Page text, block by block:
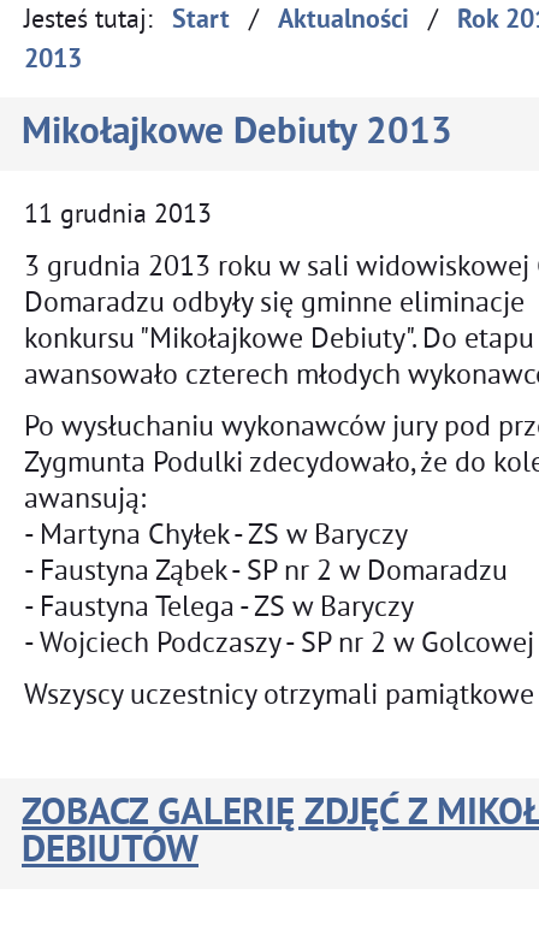
Jesteś tutaj: Start / Aktualności / Rok
2013
Mikołajkowe Debiuty 2013
11 grudnia 2013
3 grudnia 2013 roku w sali widowiskowej
Domaradzu odbyły się gminne eliminacje
konkursu "Mikołajkowe Debiuty". Do
awansowało czterech młodych
Po wysłuchaniu wykonawców jury pod
Zygmunta Podulki zdecydowało, że do
awansują:
- Martyna Chyłek - ZS w Baryczy
- Faustyna Ząbek - SP nr 2 w Domaradzu
- Faustyna Telega - ZS w Baryczy
- Wojciech Podczaszy - SP nr 2 w Golcowej
Wszyscy uczestnicy otrzymali
ZOBACZ GALERIĘ ZDJĘĆ Z
DEBIUTÓW